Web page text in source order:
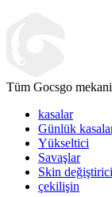
Tüm Gocsgo
kasalar
Günlük
Yükseltici
Savaşlar
Skin değiştirici
çekilişin